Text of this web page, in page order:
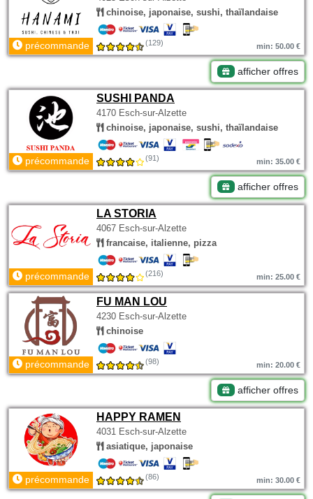
chinoise, japonaise, sushi, thaïlandaise
précommande (129) min: 50.00 €
afficher offres
SUSHI PANDA
4170 Esch-sur-Alzette
chinoise, japonaise, sushi, thaïlandaise
précommande (91) min: 35.00 €
afficher offres
LA STORIA
4067 Esch-sur-Alzette
francaise, italienne, pizza
précommande (216) min: 25.00 €
FU MAN LOU
4230 Esch-sur-Alzette
chinoise
précommande (98) min: 20.00 €
afficher offres
HAPPY RAMEN
4031 Esch-sur-Alzette
asiatique, japonaise
précommande (86) min: 30.00 €